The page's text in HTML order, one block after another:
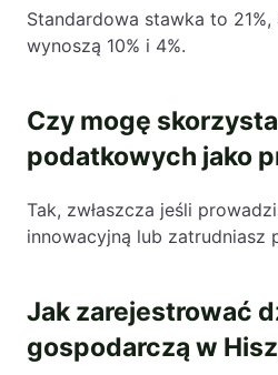
Standardowa stawka to
wynoszą 10% i 4%.
Czy mogę
podatkowych jako
Tak, zwłaszcza jeśli
innowacyjną lub zatrudniasz
Jak zarejestrować
gospodarczą w